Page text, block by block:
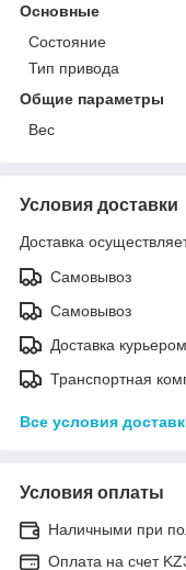
Основные
Состояние
Тип привода
Общие параметры
Вес
Условия доставки
Доставка
Самовывоз
Самовывоз
Доставка
Транспортная
Все условия
Условия оплаты
Наличными при
Оплата на счет